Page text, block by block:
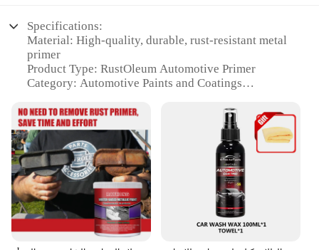
Specifications:
Material: High-quality, durable, rust-resistant metal
primer
Product Type: RustOleum Automotive Primer
Category: Automotive Paints and Coatings
spray can
Usage and Purpose: Ideal for automotive surface
preparation and rust prevention
Typical Adaptive Scenario: Suitable for both
professional and DIY auto enthusiasts
Shape or Size or Weight or Quantity: Available in a
12-ounce can for comprehensive coverage